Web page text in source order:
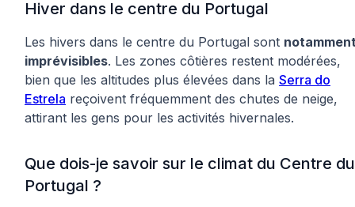
Hiver dans le centre du Portugal
Les hivers dans le centre du Portugal sont
imprévisibles. Les zones côtières restent modérées,
bien que les altitudes plus élevées dans la Serra do
Estrela reçoivent fréquemment des chutes de neige,
attirant les gens pour les activités hivernales.
Que dois-je savoir sur le climat du Centre du
Portugal ?